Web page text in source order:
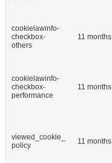
cookielawinfo-
checkbox-
others
11 months
cookielawinfo-
checkbox-
performance
11 months
viewed_cookie_
policy
11 months